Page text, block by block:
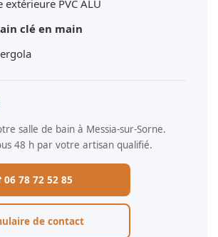
extérieure PVC ALU
clé en main
salle de bain à Messia-sur-Sorne.
48 h par votre artisan qualifié.
78 72 52 85
de contact